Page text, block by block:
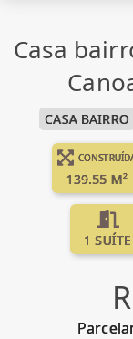
Casa
CASA BAIRRO
139.55 M²
1 SUÍTE